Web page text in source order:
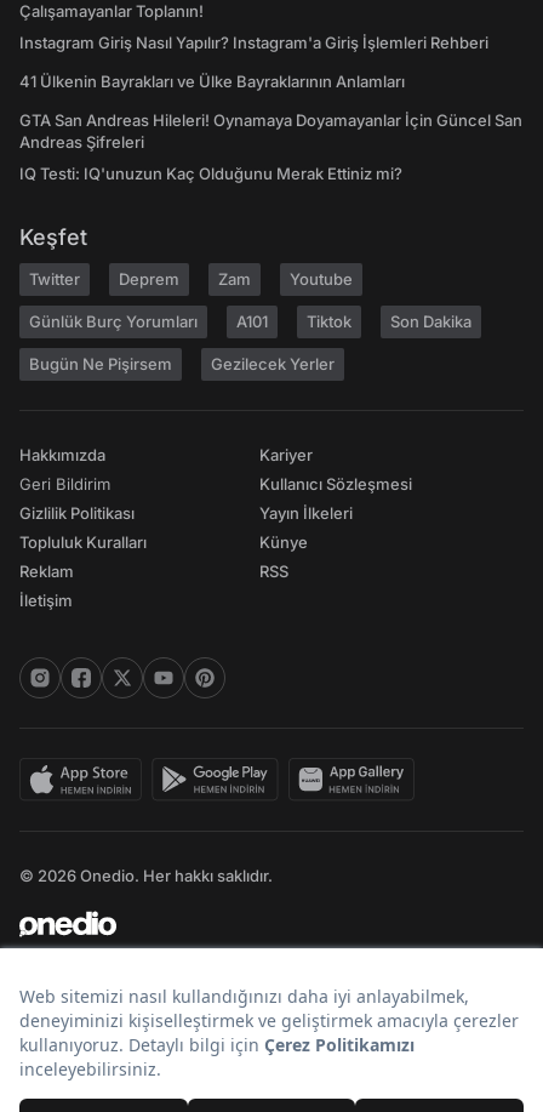
Çalışamayanlar Toplanın!
Instagram Giriş Nasıl Yapılır? Instagram'a Giriş İşlemleri Rehberi
41 Ülkenin Bayrakları ve Ülke Bayraklarının Anlamları
GTA San Andreas Hileleri! Oynamaya Doyamayanlar İçin Güncel San
Andreas Şifreleri
IQ Testi: IQ'unuzun Kaç Olduğunu Merak Ettiniz mi?
Keşfet
Twitter Deprem Zam Youtube
Günlük Burç Yorumları A101 Tiktok Son Dakika
Bugün Ne Pişirsem Gezilecek Yerler
Hakkımızda
Geri Bildirim
Gizlilik Politikası
Topluluk Kuralları
Reklam
İletişim
Kariyer
Kullanıcı Sözleşmesi
Yayın İlkeleri
Künye
RSS
© 2026 Onedio. Her hakkı saklıdır.
Bir markasıdır.